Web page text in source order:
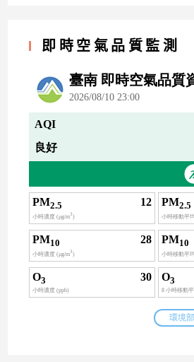
即時空氣品質監測